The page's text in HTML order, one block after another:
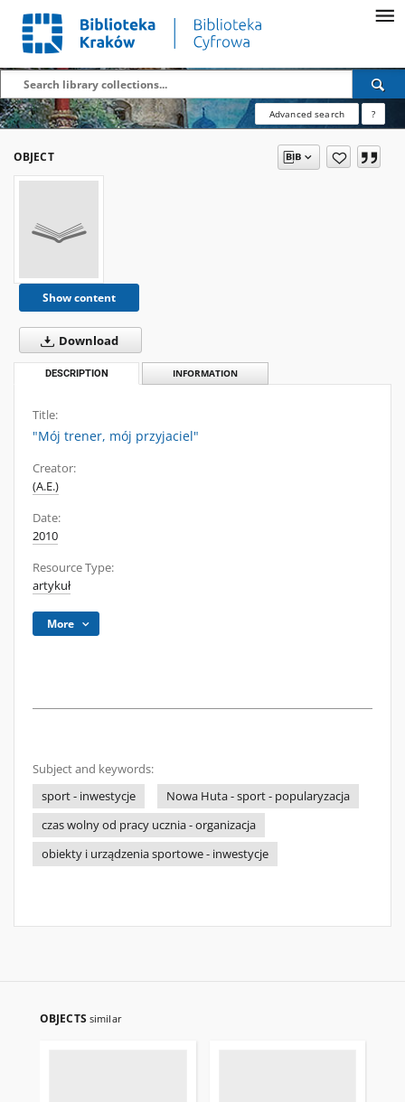
Advanced search ?
OBJECT
Show content
Download
DESCRIPTION INFORMATION
Title:
"Mój trener, mój przyjaciel"
Creator:
(A.E.)
Date:
2010
Resource Type:
artykuł
More
Subject and keywords:
sport - inwestycje
Nowa Huta - sport - popularyzacja
czas wolny od pracy ucznia - organizacja
obiekty i urządzenia sportowe - inwestycje
OBJECTS similar